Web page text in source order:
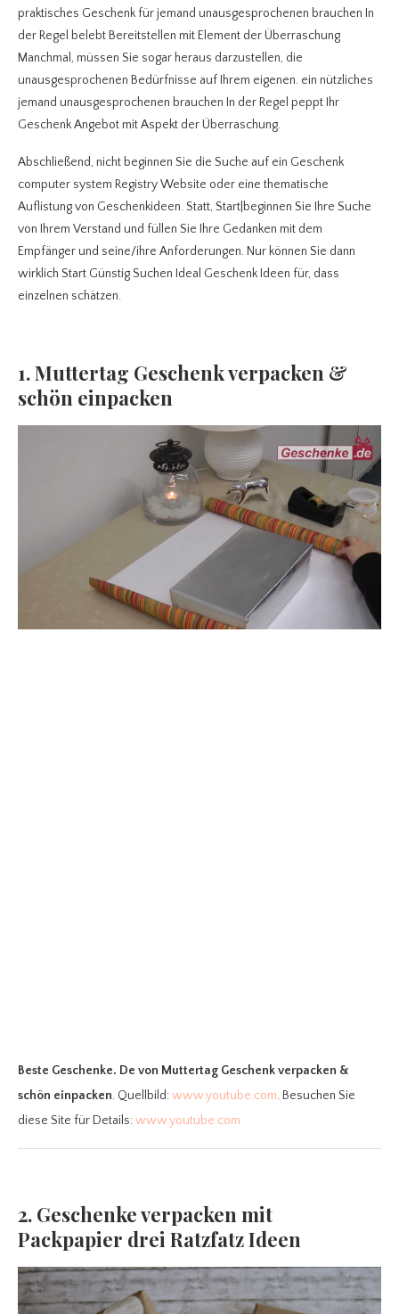
praktisches Geschenk für jemand unausgesprochenen brauchen In
der Regel belebt Bereitstellen mit Element der Überraschung
Manchmal, müssen Sie sogar heraus darzustellen, die
unausgesprochenen Bedürfnisse auf Ihrem eigenen. ein nützliches
jemand unausgesprochenen brauchen In der Regel peppt Ihr
Geschenk Angebot mit Aspekt der Überraschung.
Abschließend, nicht beginnen Sie die Suche auf ein Geschenk
computer system Registry Website oder eine thematische
Auflistung von Geschenkideen. Statt, Start|beginnen Sie Ihre Suche
von Ihrem Verstand und füllen Sie Ihre Gedanken mit dem
Empfänger und seine/ihre Anforderungen. Nur können Sie dann
wirklich Start Günstig Suchen Ideal Geschenk Ideen für, dass
einzelnen schätzen.
1. Muttertag Geschenk verpacken &
schön einpacken
Beste Geschenke. De von Muttertag Geschenk verpacken &
schön einpacken. Quellbild:www.youtube.com. Besuchen Sie
diese Site für Details:www.youtube.com
2. Geschenke verpacken mit
Packpapier drei Ratzfatz Ideen